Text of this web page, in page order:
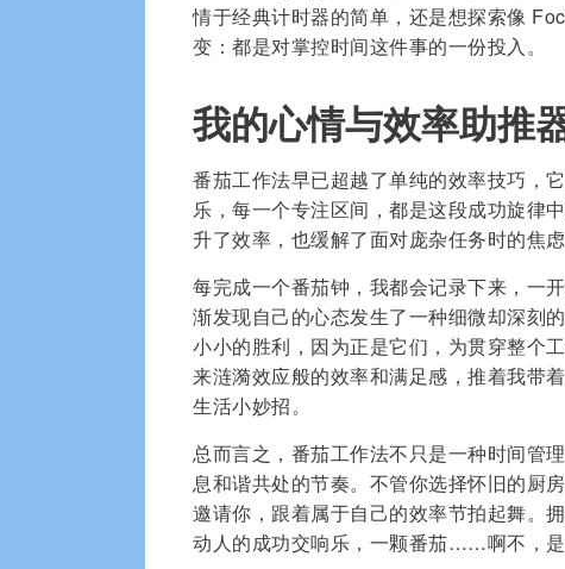
情于经典计时器的简单，还是想探索像
变：都是对掌控时间这件事的一份投入。
我的心情与效率助推
番茄工作法早已超越了单纯的效率技巧，
乐，每一个专注区间，都是这段成功旋律
升了效率，也缓解了面对庞杂任务时的焦虑
每完成一个番茄钟，我都会记录下来，一
渐发现自己的心态发生了一种细微却深刻
小小的胜利，因为正是它们，为贯穿整个
来涟漪效应般的效率和满足感，推着我带
生活小妙招。
总而言之，番茄工作法不只是一种时间管
息和谐共处的节奏。不管你选择怀旧的厨
邀请你，跟着属于自己的效率节拍起舞。
动人的成功交响乐，一颗番茄……啊不，